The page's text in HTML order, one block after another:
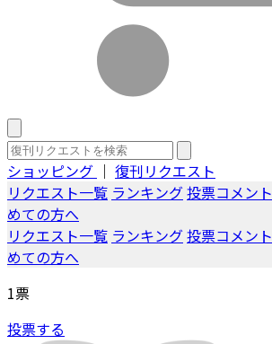
ショッピング ｜ 復刊リクエスト
リクエスト一覧 ランキング投票コメント
めての方へ
リクエスト一覧 ランキング投票コメント
めての方へ
1票
投票する